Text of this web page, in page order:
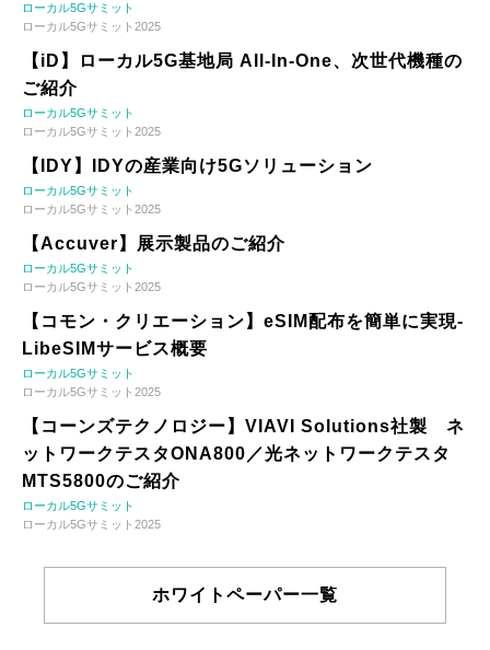
ローカル5Gサミット
ローカル5Gサミット2025
【iD】ローカル5G基地局 All-In-One、次世代機種の
ご紹介
ローカル5Gサミット
ローカル5Gサミット2025
【IDY】IDYの産業向け5Gソリューション
ローカル5Gサミット
ローカル5Gサミット2025
【Accuver】展示製品のご紹介
ローカル5Gサミット
ローカル5Gサミット2025
【コモン・クリエーション】eSIM配布を簡単に実現-
LibeSIMサービス概要
ローカル5Gサミット
ローカル5Gサミット2025
【コーンズテクノロジー】VIAVI Solutions社製 ネ
ットワークテスタONA800／光ネットワークテスタ
MTS5800のご紹介
ローカル5Gサミット
ローカル5Gサミット2025
ホワイトペーパー一覧